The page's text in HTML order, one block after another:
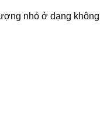
nhỏ ở dạng không